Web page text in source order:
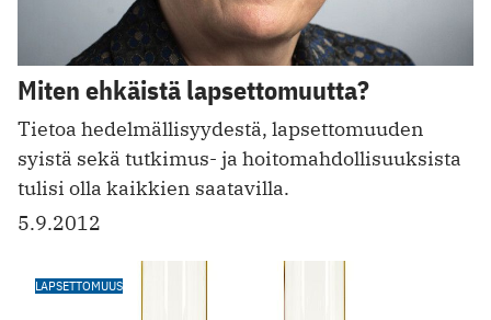
Miten ehkäistä lapsettomuutta?
Tietoa hedelmällisyydestä, lapsettomuuden
syistä sekä tutkimus- ja hoitomahdollisuuksista
tulisi olla kaikkien saatavilla.
5.9.2012
LAPSETTOMUUS